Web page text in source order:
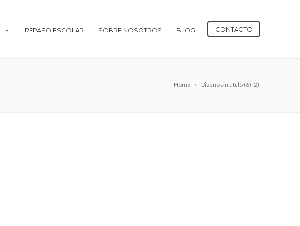
REPASO ESCOLAR SOBRE NOSOTROS BLOG CONTACTO
Home Diseño sin título (6) (2)